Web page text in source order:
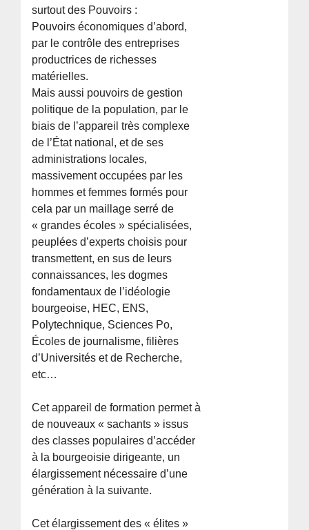
surtout des Pouvoirs :
Pouvoirs économiques d’abord,
par le contrôle des entreprises
productrices de richesses
matérielles.
Mais aussi pouvoirs de gestion
politique de la population, par le
biais de l’appareil très complexe
de l’État national, et de ses
administrations locales,
massivement occupées par les
hommes et femmes formés pour
cela par un maillage serré de
« grandes écoles » spécialisées,
peuplées d’experts choisis pour
transmettent, en sus de leurs
connaissances, les dogmes
fondamentaux de l’idéologie
bourgeoise, HEC, ENS,
Polytechnique, Sciences Po,
Écoles de journalisme, filières
d’Universités et de Recherche,
etc…
Cet appareil de formation permet à
de nouveaux « sachants » issus
des classes populaires d’accéder
à la bourgeoisie dirigeante, un
élargissement nécessaire d’une
génération à la suivante.
Cet élargissement des « élites »